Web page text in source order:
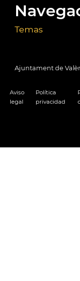
Temas
Ajuntament de
Aviso
legal
Política
privacidad